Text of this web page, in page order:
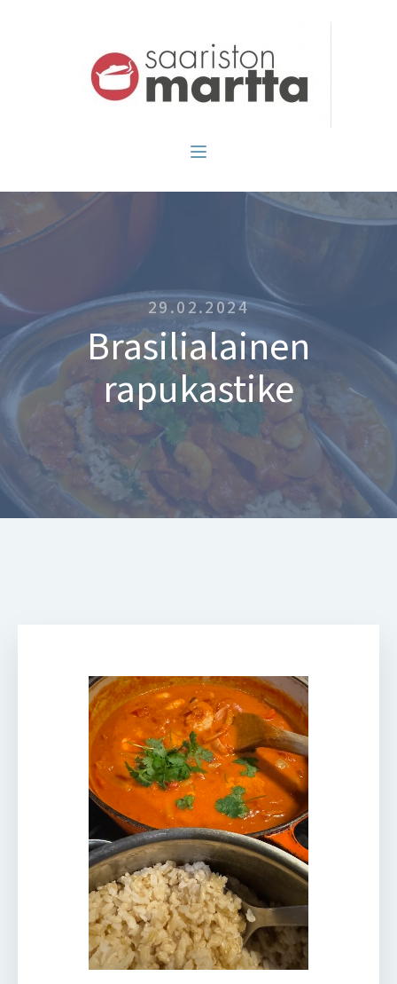
29.02.2024
Brasilialainen
rapukastike